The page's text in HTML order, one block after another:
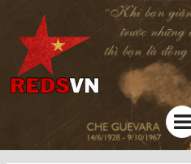
Kênh chia sẻ tri thức cộng đồng